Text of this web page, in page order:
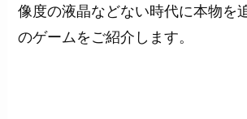
像度の液晶などない時代に本物を
のゲームをご紹介します。